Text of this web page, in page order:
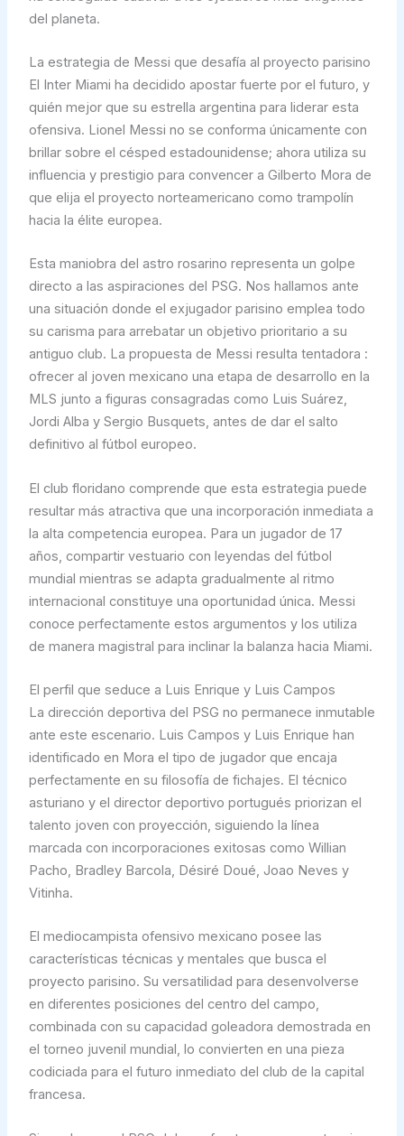
del planeta.
La estrategia de Messi que desafía al proyecto parisino
El Inter Miami ha decidido apostar fuerte por el futuro, y
quién mejor que su estrella argentina para liderar esta
ofensiva. Lionel Messi no se conforma únicamente con
brillar sobre el césped estadounidense; ahora utiliza su
influencia y prestigio para convencer a Gilberto Mora de
que elija el proyecto norteamericano como trampolín
hacia la élite europea.
Esta maniobra del astro rosarino representa un golpe
directo a las aspiraciones del PSG. Nos hallamos ante
una situación donde el exjugador parisino emplea todo
su carisma para arrebatar un objetivo prioritario a su
antiguo club. La propuesta de Messi resulta tentadora :
ofrecer al joven mexicano una etapa de desarrollo en la
MLS junto a figuras consagradas como Luis Suárez,
Jordi Alba y Sergio Busquets, antes de dar el salto
definitivo al fútbol europeo.
El club floridano comprende que esta estrategia puede
resultar más atractiva que una incorporación inmediata a
la alta competencia europea. Para un jugador de 17
años, compartir vestuario con leyendas del fútbol
mundial mientras se adapta gradualmente al ritmo
internacional constituye una oportunidad única. Messi
conoce perfectamente estos argumentos y los utiliza
de manera magistral para inclinar la balanza hacia Miami.
El perfil que seduce a Luis Enrique y Luis Campos
La dirección deportiva del PSG no permanece inmutable
ante este escenario. Luis Campos y Luis Enrique han
identificado en Mora el tipo de jugador que encaja
perfectamente en su filosofía de fichajes. El técnico
asturiano y el director deportivo portugués priorizan el
talento joven con proyección, siguiendo la línea
marcada con incorporaciones exitosas como Willian
Pacho, Bradley Barcola, Désiré Doué, Joao Neves y
Vitinha.
El mediocampista ofensivo mexicano posee las
características técnicas y mentales que busca el
proyecto parisino. Su versatilidad para desenvolverse
en diferentes posiciones del centro del campo,
combinada con su capacidad goleadora demostrada en
el torneo juvenil mundial, lo convierten en una pieza
codiciada para el futuro inmediato del club de la capital
francesa.